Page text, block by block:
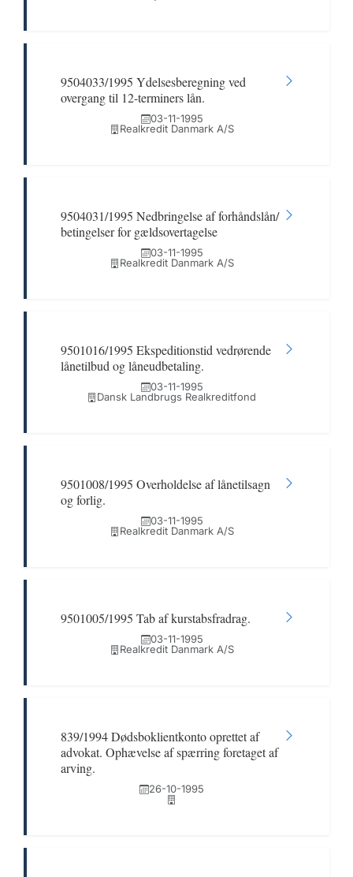
9504033/1995 Ydelsesberegning ved
overgang til 12-terminers lån.
03-11-1995
Realkredit Danmark A/S
9504031/1995 Nedbringelse af forhåndslån/
betingelser for gældsovertagelse
03-11-1995
Realkredit Danmark A/S
9501016/1995 Ekspeditionstid vedrørende
lånetilbud og låneudbetaling.
03-11-1995
Dansk Landbrugs Realkreditfond
9501008/1995 Overholdelse af lånetilsagn
og forlig.
03-11-1995
Realkredit Danmark A/S
9501005/1995 Tab af kurstabsfradrag.
03-11-1995
Realkredit Danmark A/S
839/1994 Dødsboklientkonto oprettet af
advokat. Ophævelse af spærring foretaget af
arving.
26-10-1995